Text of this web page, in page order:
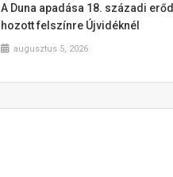
A Duna apadása 18. századi
hozott felszínre Újvidéknél
augusztus 5, 2026